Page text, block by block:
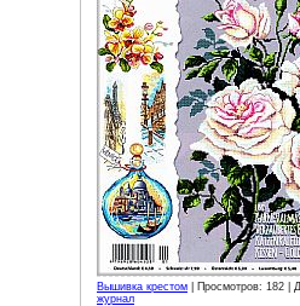
Вышивка крестом Просмотров: 182 |
журнал